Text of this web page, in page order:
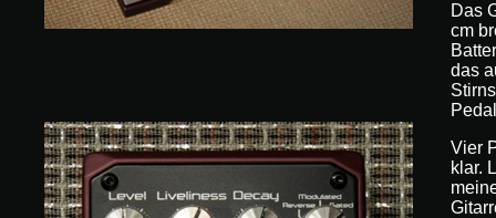
Das
cm
das
Vier
klar.